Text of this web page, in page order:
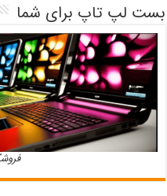
بست لپ تاپ برای شما